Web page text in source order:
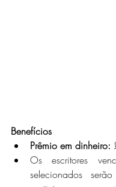
Benefícios
Prêmio em dinheiro:
Os escritores
selecionados